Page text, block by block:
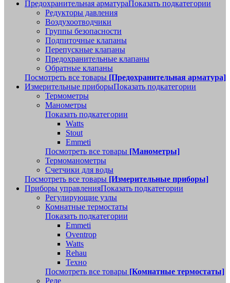
Предохранительная арматураПоказать подкатегории
Редукторы давления
Воздухоотводчики
Группы безопасности
Подпиточные клапаны
Перепускные клапаны
Предохранительные клапаны
Обратные клапаны
Посмотреть все товары [Предохранительная арматура]
Измерительные приборыПоказать подкатегории
Термометры
Манометры
Показать подкатегории
Watts
Stout
Emmeti
Посмотреть все товары [Манометры]
Термоманометры
Счетчики для воды
Посмотреть все товары [Измерительные приборы]
Приборы управленияПоказать подкатегории
Регулирующие узлы
Комнатные термостаты
Показать подкатегории
Emmeti
Oventrop
Watts
Rehau
Техно
Посмотреть все товары [Комнатные термостаты]
Реле